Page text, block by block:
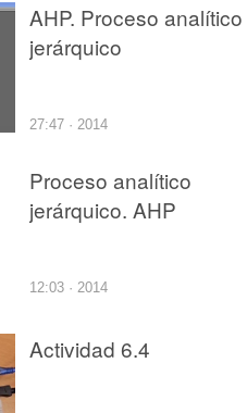
AHP. Proceso analítico
jerárquico
27:47 · 2014
Proceso analítico
jerárquico. AHP
12:03 · 2014
Actividad 6.4